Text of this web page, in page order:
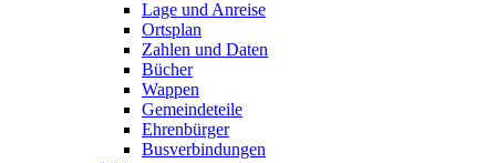
Lage und Anreise
Ortsplan
Zahlen und Daten
Bücher
Wappen
Gemeindeteile
Ehrenbürger
Busverbindungen